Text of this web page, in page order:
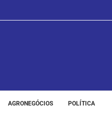
AGRONEGÓCIOS POLÍTICA